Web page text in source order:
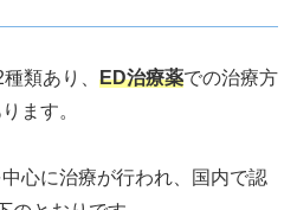
類あり、 ED治療薬での治療方
ます。
心に治療が行われ、国内で認